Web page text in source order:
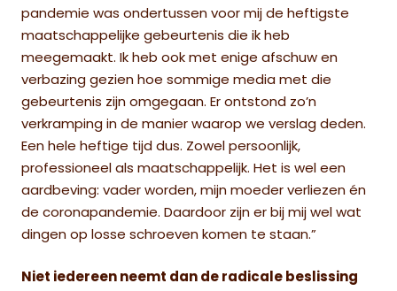
pandemie was ondertussen voor mij de heftigste
maatschappelijke gebeurtenis die ik heb
meegemaakt. Ik heb ook met enige afschuw en
verbazing gezien hoe sommige media met die
gebeurtenis zijn omgegaan. Er ontstond zo’n
verkramping in de manier waarop we verslag deden.
Een hele heftige tijd dus. Zowel persoonlijk,
professioneel als maatschappelijk. Het is wel een
aardbeving: vader worden, mijn moeder verliezen én
de coronapandemie. Daardoor zijn er bij mij wel wat
dingen op losse schroeven komen te staan.”
Niet iedereen neemt dan de radicale beslissing